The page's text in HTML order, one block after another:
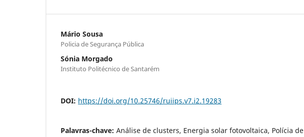
Mário Sousa
Policia de Segurança Pública
Sónia Morgado
Instituto Politécnico de Santarém
DOI: https://doi.org/10.25746/ruiips.v7.i2.19283
Palavras-chave: Análise de clusters, Energia solar fotovoltaica, Polícia de